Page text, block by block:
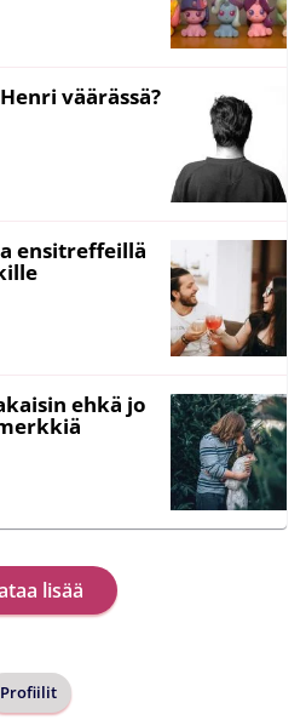
väärässä?
ensitreffeillä
ehkä jo
lisää
Profiilit